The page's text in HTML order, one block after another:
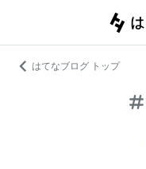
はてなブログ トップ